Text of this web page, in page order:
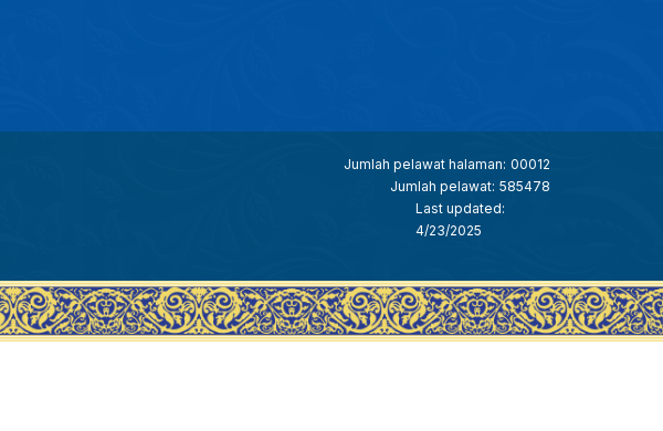
Jumlah pelawat halaman: 00012
Jumlah pelawat: 585478
Last updated:
4/23/2025